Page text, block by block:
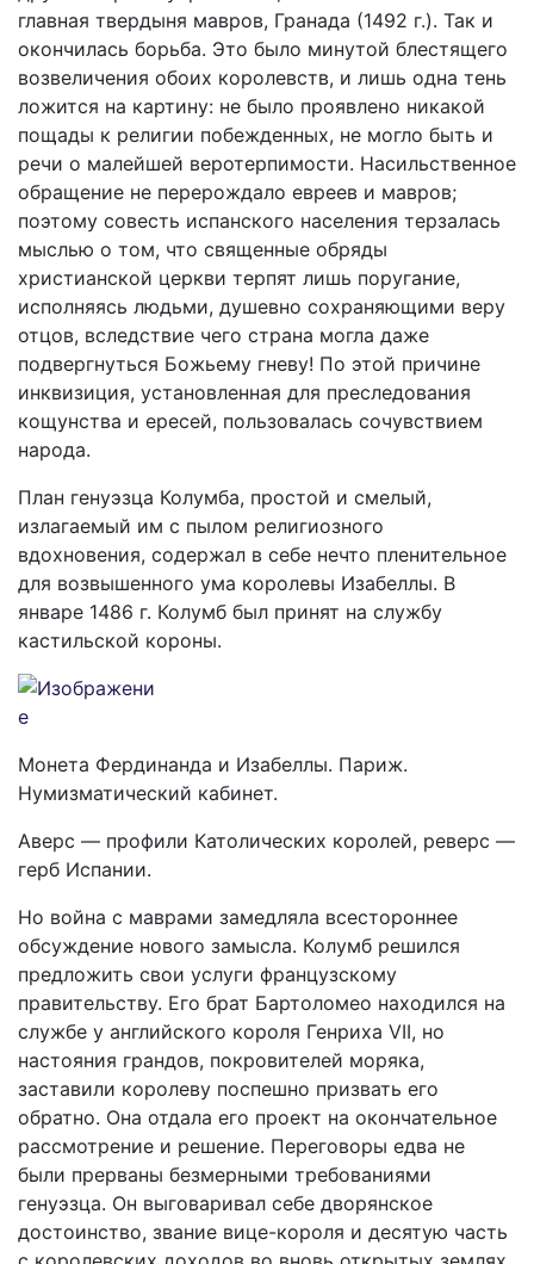
главная твердыня мавров, Гранада (1492 г.). Так и
окончилась борьба. Это было минутой блестящего
возвеличения обоих королевств, и лишь одна тень
ложится на картину: не было проявлено никакой
пощады к религии побежденных, не могло быть и
речи о малейшей веротерпимости. Насильственное
обращение не перерождало евреев и мавров;
поэтому совесть испанского населения терзалась
мыслью о том, что священные обряды
христианской церкви терпят лишь поругание,
исполняясь людьми, душевно сохраняющими веру
отцов, вследствие чего страна могла даже
подвергнуться Божьему гневу! По этой причине
инквизиция, установленная для преследования
кощунства и ересей, пользовалась сочувствием
народа.
План генуэзца Колумба, простой и смелый,
излагаемый им с пылом религиозного
вдохновения, содержал в себе нечто пленительное
для возвышенного ума королевы Изабеллы. В
январе 1486 г. Колумб был принят на службу
кастильской короны.
Монета Фердинанда и Изабеллы. Париж.
Нумизматический кабинет.
Аверс — профили Католических королей, реверс —
герб Испании.
Но война с маврами замедляла всестороннее
обсуждение нового замысла. Колумб решился
предложить свои услуги французскому
правительству. Его брат Бартоломео находился на
службе у английского короля Генриха VII, но
настояния грандов, покровителей моряка,
заставили королеву поспешно призвать его
обратно. Она отдала его проект на окончательное
рассмотрение и решение. Переговоры едва не
были прерваны безмерными требованиями
генуэзца. Он выговаривал себе дворянское
достоинство, звание вице-короля и десятую часть